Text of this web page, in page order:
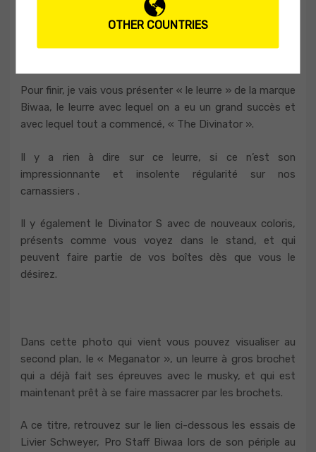
verticale, qui se montrent dévastateurs avec les gros
Pour finir, je vais vous présenter « le leurre » de la marque
Biwaa, le leurre avec lequel on a eu un grand succès et
avec lequel tout a commencé, « The Divinator ».
Il y a rien à dire sur ce leurre, si ce n’est son
impressionnante et insolente régularité sur nos
carnassiers .
Il y également le Divinator S avec de nouveaux coloris,
présents comme vous voyez dans le stand, et qui
peuvent faire partie de vos boîtes dès que vous le
désirez.
Dans cette photo qui vient vous pouvez visualiser au
second plan, le « Meganator », un leurre à gros brochet
qui a déjà fait ses épreuves avec le musky, et qui est
maintenant prêt à se faire massacrer par les brochets.
A ce titre, retrouvez sur le lien ci-dessous les essais de
Livier Schweyer, Pro Staff Biwaa lors de son périple au
OTHER COUNTRIES